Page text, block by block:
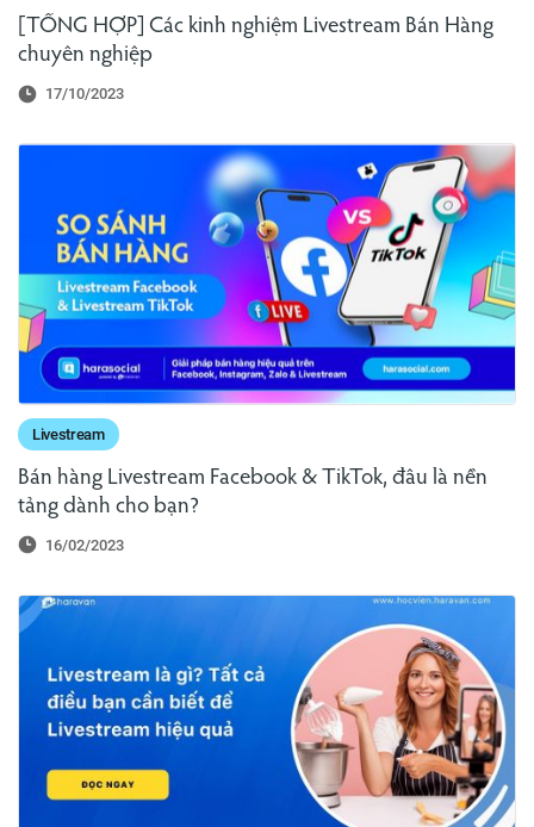
[TỔNG HỢP] Các kinh nghiệm Livestream Bán Hàng
chuyên nghiệp
17/10/2023
Livestream
Bán hàng Livestream Facebook & TikTok, đâu là nền
tảng dành cho bạn?
16/02/2023